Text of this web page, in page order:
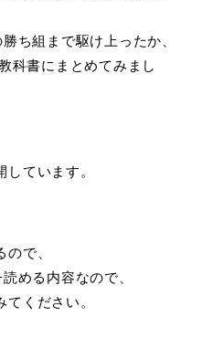
ち組まで駆け上ったか、
科書にまとめてみまし
しています。
で、
める内容なので、
ください。